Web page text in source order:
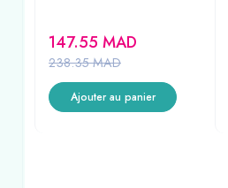
238.35MAD
147.55 MAD
Ajouter au panier